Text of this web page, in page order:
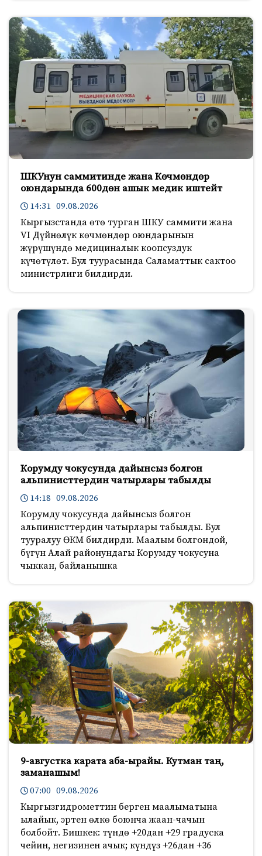
ШКУнун саммитинде жана Көчмөндөр
оюндарында 600дөн ашык медик иштейт
14:31 09.08.2026
Кыргызстанда өтө турган ШКУ саммити жана
VI Дүйнөлүк көчмөндөр оюндарынын
жүрүшүндө медициналык коопсуздук
күчөтүлөт. Бул туурасында Саламаттык сактоо
министрлиги билдирди.
Корумду чокусунда дайынсыз болгон
альпинисттердин чатырлары табылды
14:18 09.08.2026
Корумду чокусунда дайынсыз болгон
альпинисттердин чатырлары табылды. Бул
тууралуу ӨКМ билдирди. Маалым болгондой,
бүгүн Алай районундагы Корумду чокусуна
чыккан, байланышка
9-августка карата аба-ырайы. Кутман таң,
заманашым!
07:00 09.08.2026
Кыргызгидрометтин берген маалыматына
ылайык, эртен өлкө боюнча жаан-чачын
болбойт. Бишкек: түндө +20дан +29 градуска
чейин, негизинен ачык; күндүз +26дан +36